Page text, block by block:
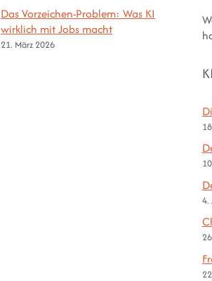
Das Vorzeichen-Problem: Was KI
wirklich mit Jobs macht
21. März 2026
4.